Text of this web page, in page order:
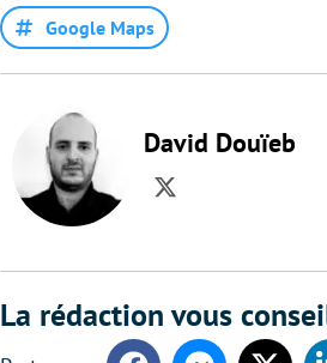
Google Maps
David Douïeb
Twitter
La rédaction vous